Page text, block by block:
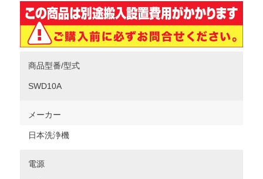
商品型番/型式
SWD10A
メーカー
日本洗浄機
電源